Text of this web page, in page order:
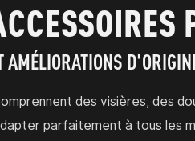
AMÉLIORATIONS
des visières, des
parfaitement à tous les